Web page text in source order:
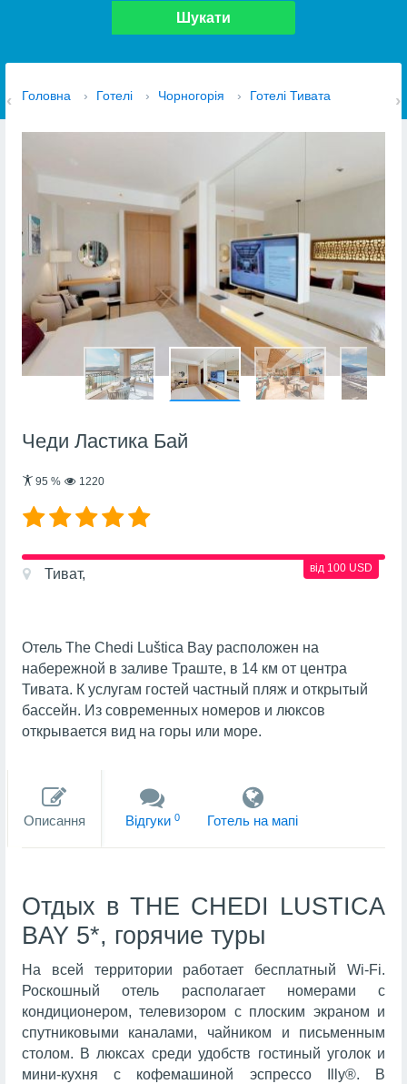
Шукати
Головна › Готелі › Чорногорія › Готелі Тивата
Чеди Ластика Бай
95 % 1220
від 100 USD
Тиват,
Отель The Chedi Luštica Bay расположен на
набережной в заливе Траште, в 14 км от центра
Тивата. К услугам гостей частный пляж и открытый
бассейн. Из современных номеров и люксов
открывается вид на горы или море.
Описання Вiдгуки 0 Готель на мапi
Отдых в THE CHEDI LUSTICA
BAY 5*, горячие туры
На всей территории работает бесплатный Wi-Fi.
Роскошный отель располагает номерами с
кондиционером, телевизором с плоским экраном и
спутниковыми каналами, чайником и письменным
столом. В люксах среди удобств гостиный уголок и
мини-кухня с кофемашиной эспрессо Illy®. В